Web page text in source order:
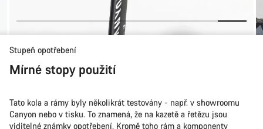
Stupeň opotřebení
Mírné stopy použití
Tato kola a rámy byly několikrát testovány - např. v showroomu
Canyon nebo v tisku. To znamená, že na kazetě a řetězu jsou
viditelné známky opotřebení. Kromě toho rám a komponenty